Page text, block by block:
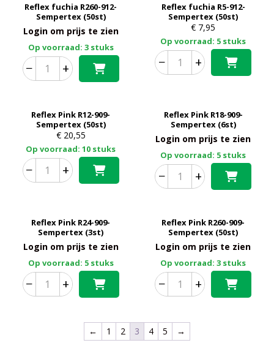
Reflex fuchia R260-912-
Sempertex (50st)
Login om prijs te zien
Op voorraad: 3 stuks
− +
Reflex fuchia R5-912-
Sempertex (50st)
€ 7,95
Op voorraad: 5 stuks
− +
Reflex Pink R12-909-
Sempertex (50st)
€20,55
Op voorraad: 10 stuks
− +
Reflex Pink R18-909-
Sempertex (6st)
Login om prijs te zien
Op voorraad: 5 stuks
− +
Reflex Pink R24-909-
Sempertex (3st)
Login om prijs te zien
Op voorraad: 5 stuks
− +
Reflex Pink R260-909-
Sempertex (50st)
Login om prijs te zien
Op voorraad: 3 stuks
− +
← 1 2 3 4 5 →